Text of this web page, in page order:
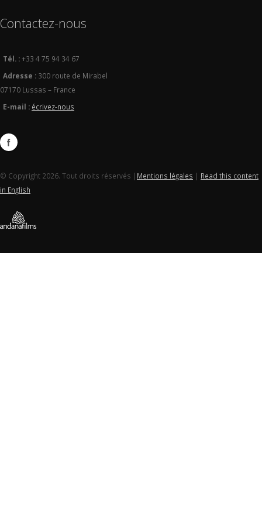
Contactez-nous
Tél. :+33 4 75 94 34 67
Adresse : 300 route de Mirabel
07170 Lussas – France
E-mail : écrivez-nous
© Copyright 2026. Tout droits réservés | Mentions légales | Read this content
in English